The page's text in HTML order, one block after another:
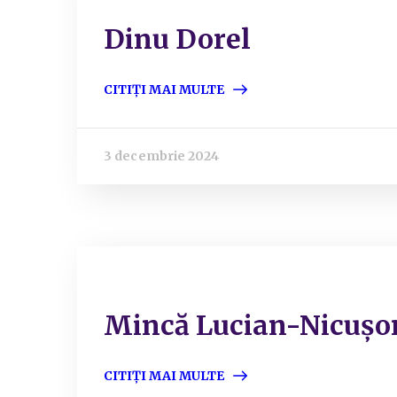
Dinu Dorel
CITIȚI MAI MULTE
3 decembrie 2024
Mincă Lucian-
CITIȚI MAI MULTE